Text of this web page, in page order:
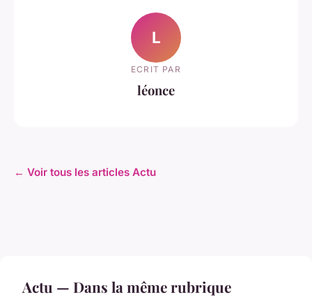
L
ECRIT PAR
léonce
← Voir tous les articles Actu
Actu — Dans la même rubrique